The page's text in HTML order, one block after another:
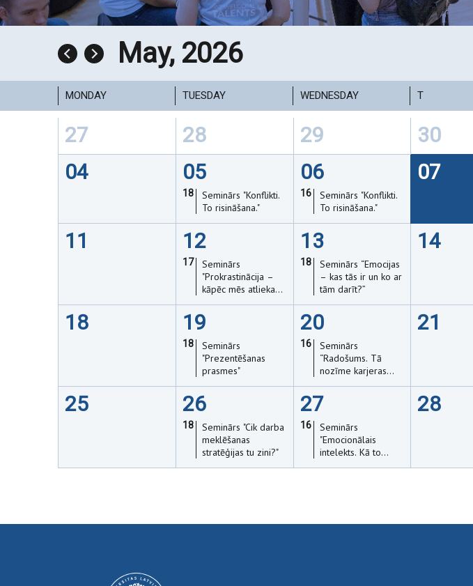
May, 2026
MONDAY TUESDAY WEDNESDAY T
27 28 29 30
04
05
18
Seminārs "Konflikti.
To risināšana."
06
16
Seminārs "Konflikti.
To risināšana."
07
11 12
17
Seminārs
"Prokrastinācija –
kāpēc mēs atliekam
darbus un kā ar to
sadzīvot"
13
18
Seminārs “Emocijas
– kas tās ir un ko ar
tām darīt?”
14
18 19
18
Seminārs
"Prezentēšanas
prasmes"
20
16
Seminārs
“Radošums. Tā
nozīme karjeras
veidošanā.”
21
25 26
18
Seminārs "Cik darba
meklēšanas
stratēģijas tu zini?"
27
16
Seminārs
"Emocionālais
intelekts. Kā to
attīstīt?"
28